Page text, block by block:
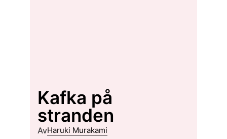
Kafka på
stranden
AvHaruki Murakami